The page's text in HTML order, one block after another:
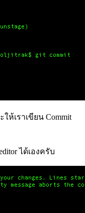
ห้เราเขียน Commit
ได้เองครับ